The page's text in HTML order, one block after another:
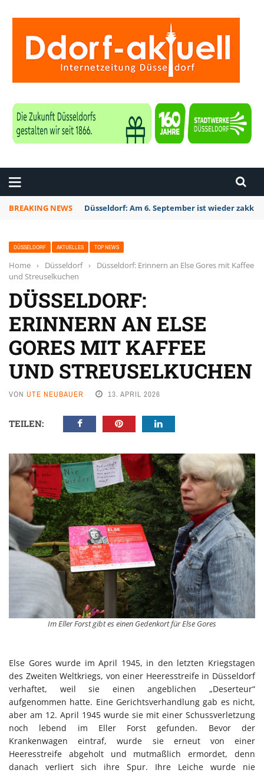
BREAKING NEWS Düsseldorf: Am 6. September ist wieder zakk
DÜSSELDORF AKTUELLES TOP NEWS
Home › Düsseldorf ›
Düsseldorf: Erinnern an Else Gores mit Kaffee
und Streuselkuchen
DÜSSELDORF:
ERINNERN AN ELSE
GORES MIT KAFFEE
UND STREUSELKUCHEN
VON UTE NEUBAUER 13. APRIL 2026
TEILEN:
Im Eller Forst gibt es einen Gedenkort für Else Gores
Else Gores wurde im April 1945, in den letzten Kriegstagen
des Zweiten Weltkriegs, von einer Heeresstreife in Düsseldorf
verhaftet, weil sie einen angeblichen „Deserteur“
aufgenommen hatte. Eine Gerichtsverhandlung gab es nicht,
aber am 12. April 1945 wurde sie mit einer Schussverletzung
noch lebend im Eller Forst gefunden. Bevor der
Krankenwagen eintraf, wurde sie erneut von einer
Heeresstreife abgeholt und mutmaßlich ermordet, denn
danach verliert sich ihre Spur. Ihre Leiche wurde nie